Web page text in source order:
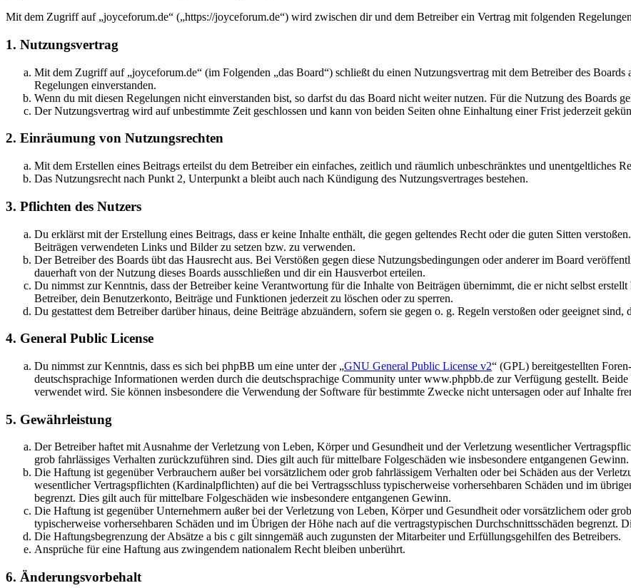
Mit dem Zugriff auf „joyceforum.de“ („https://joyceforum.de“) wird zwischen dir und dem Betreiber ein Vertrag mit folgenden
1. Nutzungsvertrag
Mit dem Zugriff auf „joyceforum.de“ (im Folgenden „das Board“) schließt du einen Nutzungsvertrag mit dem Betreiber des
Regelungen einverstanden.
Wenn du mit diesen Regelungen nicht einverstanden bist, so darfst du das Board nicht weiter nutzen. Für die Nutzung des Boards
Der Nutzungsvertrag wird auf unbestimmte Zeit geschlossen und kann von beiden Seiten ohne Einhaltung einer Frist jederzeit
2. Einräumung von Nutzungsrechten
Mit dem Erstellen eines Beitrags erteilst du dem Betreiber ein einfaches, zeitlich und räumlich unbeschränktes und unentgeltliches
Das Nutzungsrecht nach Punkt 2, Unterpunkt a bleibt auch nach Kündigung des Nutzungsvertrages bestehen.
3. Pflichten des Nutzers
Du erklärst mit der Erstellung eines Beitrags, dass er keine Inhalte enthält, die gegen geltendes Recht oder die guten Sitten
Beiträgen verwendeten Links und Bilder zu setzen bzw. zu verwenden.
Der Betreiber des Boards übt das Hausrecht aus. Bei Verstößen gegen diese Nutzungsbedingungen oder anderer im Board
dauerhaft von der Nutzung dieses Boards ausschließen und dir ein Hausverbot erteilen.
Du nimmst zur Kenntnis, dass der Betreiber keine Verantwortung für die Inhalte von Beiträgen übernimmt, die er nicht selbst
Betreiber, dein Benutzerkonto, Beiträge und Funktionen jederzeit zu löschen oder zu sperren.
Du gestattest dem Betreiber darüber hinaus, deine Beiträge abzuändern, sofern sie gegen o. g. Regeln verstoßen oder geeignet
4. General Public License
Du nimmst zur Kenntnis, dass es sich bei phpBB um eine unter der „GNU General Public License v2“ (GPL) bereitgestellten
deutschsprachige Informationen werden durch die deutschsprachige Community unter www.phpbb.de zur Verfügung gestellt.
verwendet wird. Sie können insbesondere die Verwendung der Software für bestimmte Zwecke nicht untersagen oder auf Inhalte
5. Gewährleistung
Der Betreiber haftet mit Ausnahme der Verletzung von Leben, Körper und Gesundheit und der Verletzung wesentlicher
grob fahrlässiges Verhalten zurückzuführen sind. Dies gilt auch für mittelbare Folgeschäden wie insbesondere entgangenen Gewinn.
Die Haftung ist gegenüber Verbrauchern außer bei vorsätzlichem oder grob fahrlässigem Verhalten oder bei Schäden aus der
wesentlicher Vertragspflichten (Kardinalpflichten) auf die bei Vertragsschluss typischerweise vorhersehbaren Schäden und im
begrenzt. Dies gilt auch für mittelbare Folgeschäden wie insbesondere entgangenen Gewinn.
Die Haftung ist gegenüber Unternehmern außer bei der Verletzung von Leben, Körper und Gesundheit oder vorsätzlichem oder
typischerweise vorhersehbaren Schäden und im Übrigen der Höhe nach auf die vertragstypischen Durchschnittsschäden begrenzt.
Die Haftungsbegrenzung der Absätze a bis c gilt sinngemäß auch zugunsten der Mitarbeiter und Erfüllungsgehilfen des Betreibers.
Ansprüche für eine Haftung aus zwingendem nationalem Recht bleiben unberührt.
6. Änderungsvorbehalt